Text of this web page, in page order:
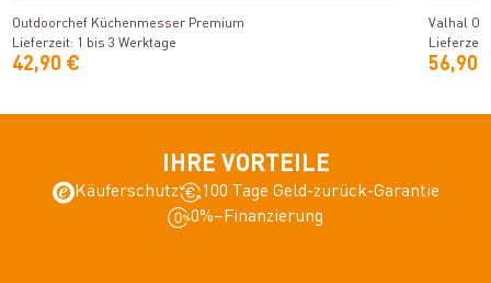
Outdoorchef Küchenmesser Premium
Lieferzeit: 1 bis 3 Werktage
42,90 €
Valhal
56,90
IHRE VORTEILE
Käuferschutz
100 Tage Geld-zurück-Garantie
0%–Finanzierung